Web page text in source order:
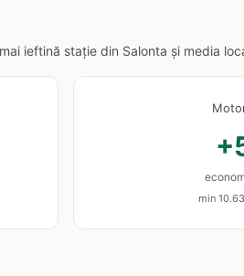
ieftină stație din Salonta și media
min